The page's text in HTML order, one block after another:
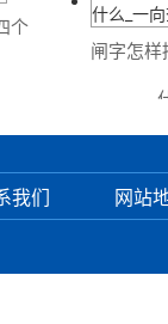
闸字怎样
我们 网站